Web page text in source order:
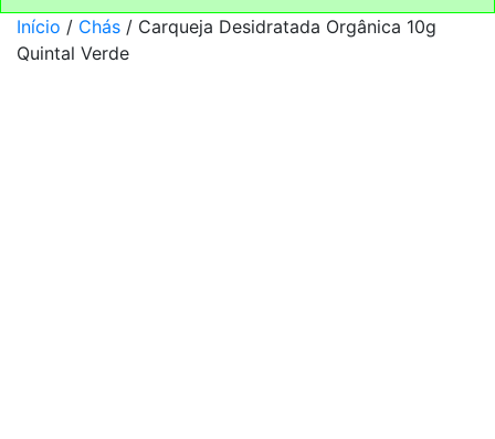
Início / Chás / Carqueja Desidratada Orgânica 10g
Quintal Verde